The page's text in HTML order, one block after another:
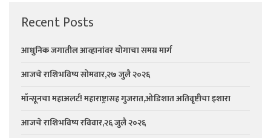
Recent Posts
आधुनिक जगातील आव्हानांवर योगाचा समग्र मार्ग
आजचे राशिभविष्य सोमवार,२७ जुलै २०२६
मॉन्सूनचा महाअलर्ट! महाराष्ट्रासह गुजरात,ओडिशात अतिवृष्टीचा इशारा
आजचे राशिभविष्य रविवार,२६ जुलै २०२६